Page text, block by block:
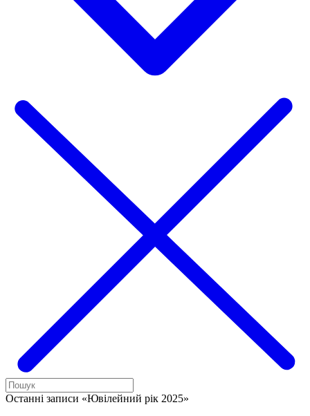
Останні записи «Ювілейний рік 2025»